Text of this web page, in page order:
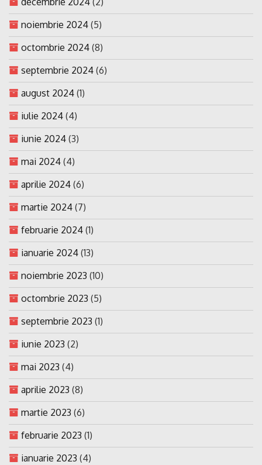
noiembrie 2024 (5)
octombrie 2024 (8)
septembrie 2024 (6)
august 2024 (1)
iulie 2024 (4)
iunie 2024 (3)
mai 2024 (4)
aprilie 2024 (6)
martie 2024 (7)
februarie 2024 (1)
ianuarie 2024 (13)
noiembrie 2023 (10)
octombrie 2023 (5)
septembrie 2023 (1)
iunie 2023 (2)
mai 2023 (4)
aprilie 2023 (8)
martie 2023 (6)
februarie 2023 (1)
ianuarie 2023 (4)